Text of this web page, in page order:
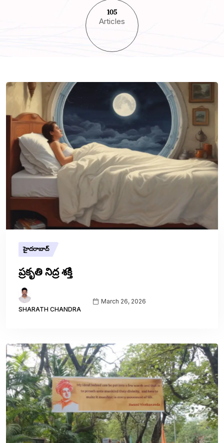
105
Articles
హైదరాబాద్
ప్రకృతి నిద్ర శక్తి
SHARATH CHANDRA
March 26, 2026